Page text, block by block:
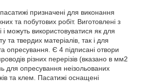
призначені для виконання
та побутових робіт. Виготовлені з
і можуть використовуватися як для
та твердих матеріалів, так і для
опресування. Є 4 підписані отвори
різних перерізів (вказано в мм2
для опресування неізольованих
та клем. Пасатижі оснащені